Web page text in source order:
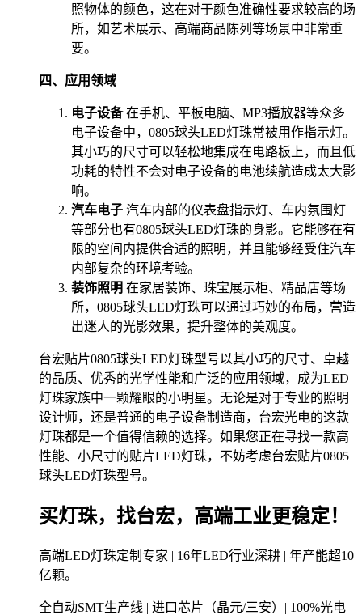
照物体的颜色，这在对于颜色准确性要求较高的场
所，如艺术展示、高端商品陈列等场景中非常重
要。
四、应用领域
电子设备在手机、平板电脑、MP3播放器等众多
电子设备中，0805球头LED灯珠常被用作指示灯。
其小巧的尺寸可以轻松地集成在电路板上，而且低
功耗的特性不会对电子设备的电池续航造成太大影
响。
汽车电子 汽车内部的仪表盘指示灯、车内氛围灯
等部分也有0805球头LED灯珠的身影。它能够在有
限的空间内提供合适的照明，并且能够经受住汽车
内部复杂的环境考验。
装饰照明 在家居装饰、珠宝展示柜、精品店等场
所，0805球头LED灯珠可以通过巧妙的布局，营造
出迷人的光影效果，提升整体的美观度。
台宏贴片0805球头LED灯珠型号以其小巧的尺寸、卓越
的品质、优秀的光学性能和广泛的应用领域，成为LED
灯珠家族中一颗耀眼的小明星。无论是对于专业的照明
设计师，还是普通的电子设备制造商，台宏光电的这款
灯珠都是一个值得信赖的选择。如果您正在寻找一款高
性能、小尺寸的贴片LED灯珠，不妨考虑台宏贴片0805
球头LED灯珠型号。
买灯珠，找台宏，高端工业更稳定！
高端LED灯珠定制专家 | 16年LED行业深耕 | 年产能超10
亿颗。
全自动SMT生产线 | 进口芯片（晶元/三安）| 100%光电